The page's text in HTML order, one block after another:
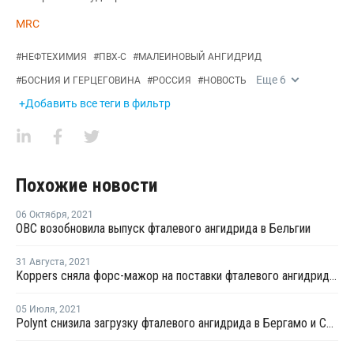
MRC
#НЕФТЕХИМИЯ #ПВХ-С #МАЛЕИНОВЫЙ АНГИДРИД
#БОСНИЯ И ГЕРЦЕГОВИНА #РОССИЯ #НОВОСТЬ Еще 6
+Добавить все теги в фильтр
Похожие новости
06 Октября, 2021
OBC возобновила выпуск фталевого ангидрида в Бельгии
31 Августа, 2021
Koppers сняла форс-мажор на поставки фталевого ангидрида в Иллинойсе
05 Июля, 2021
Polynt снизила загрузку фталевого ангидрида в Бергамо и Сан-Джованни-Вальдарно